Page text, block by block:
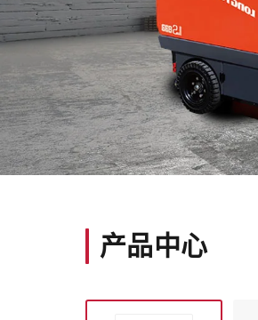
龙工路面机械
产品中心